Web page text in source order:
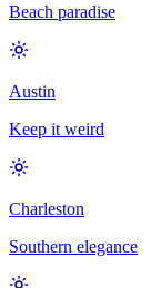
Beach paradise
Austin
Keep it weird
Charleston
Southern elegance